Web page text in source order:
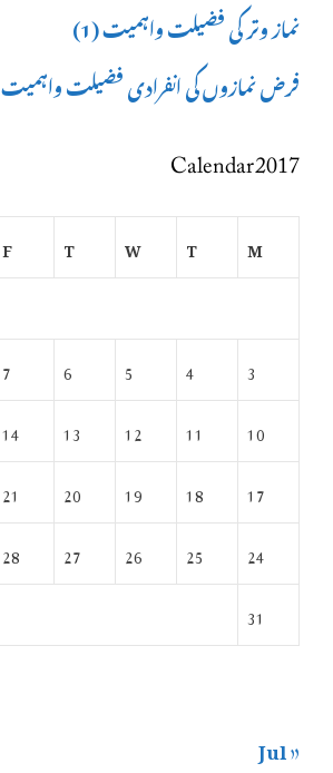
نماز وتر کی فضیلت واہمیت (1)
فرض نمازوں کی انفرادی فضیلت واہمیت
Calendar 2017
M
T
W
T
F
3
4
5
6
7
10
11
12
13
14
17
18
19
20
21
24
25
26
27
28
31
« Jul